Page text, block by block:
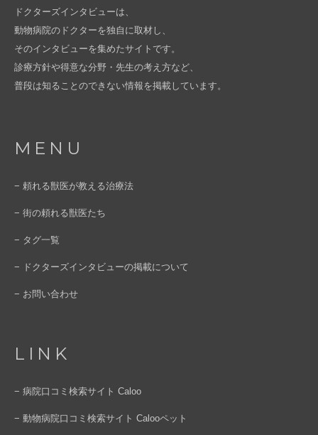
ドクターズインタビューは、
動物病院のドクターを独自に取材し、
そのインタビューを集めたサイトです。
診療方針や得意な分野・先生の考え方など、
普段は知ることのできない情報を掲載しています。
MENU
− 頼れる獣医が教える治療法
− 街の頼れる獣医たち
− タグ一覧
− ドクターズインタビューの掲載について
− お問い合わせ
LINK
− 病院口コミ検索サイト Caloo
− 動物病院口コミ検索サイト Calooペット